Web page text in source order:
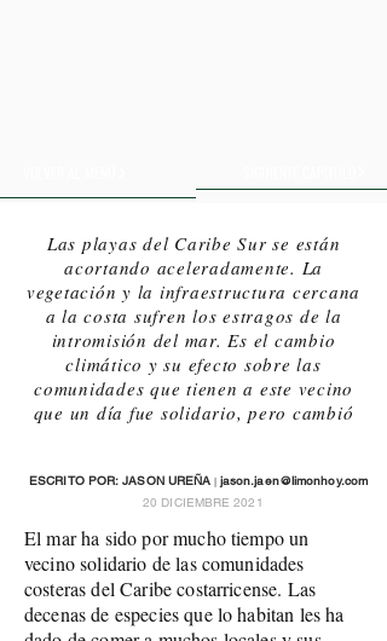
Las playas del Caribe Sur se están
acortando aceleradamente. La
vegetación y la infraestructura cercana
a la costa sufren los estragos de la
intromisión del mar. Es el cambio
climático y su efecto sobre las
comunidades que tienen a este vecino
que un día fue solidario, pero cambió
ESCRITO POR: JASON UREÑA | jason.jaen@limonhoy.com
20 DICIEMBRE 2021
El mar ha sido por mucho tiempo un
vecino solidario de las comunidades
costeras del Caribe costarricense. Las
decenas de especies que lo habitan les ha